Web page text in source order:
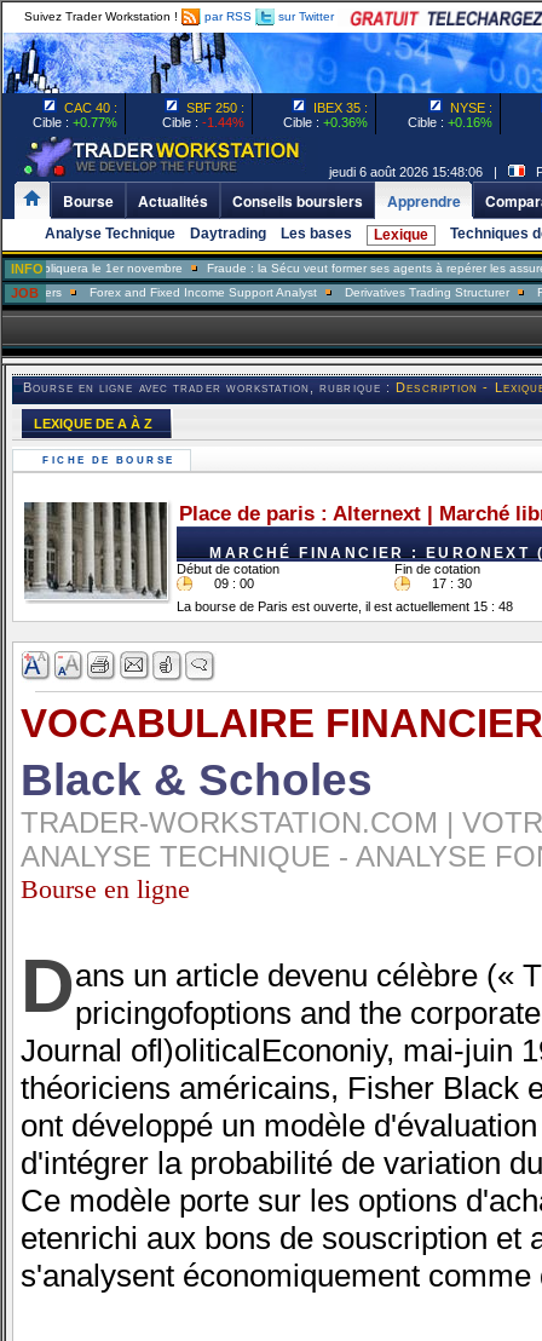
Suivez Trader Workstation ! par RSS sur Twitter
CAC 40 :
Cible : +0.77%
SBF 250 :
Cible : -1.44%
IBEX 35 :
Cible : +0.36%
NYSE :
Cible : +0.16%
jeudi 6 août 2026 15:48:06 |
Bourse Actualités Conseils boursiers Apprendre
Analyse Technique Daytrading Les bases Lexique Techniques
INFOle 1er novembre Fraude : la Sécu veut former ses agents à repérer les assurés
JOB Forex and Fixed Income Support Analyst Derivatives Trading Structurer FX
Bourse en ligne avec trader workstation, rubrique :Description -
LEXIQUE DE A À Z
FICHE DE BOURSE
Place de paris : Alternext | Marché
MARCHÉ FINANCIER : EURONEXT
Début de cotation
Fin de cotation
09 : 00
17 : 30
La bourse de Paris est ouverte, il est actuellement 15 : 48
VOCABULAIRE
Black & Scholes
TRADER-WORKSTATION.COM |
ANALYSE TECHNIQUE - ANALYSE
Bourse en ligne
Dans un article devenu célèbre («
pricingofoptions and the
Journal ofl)oliticalEcononiy, mai-juin
théoriciens américains, Fisher Black
ont développé un modèle
d'intégrer la probabilité de variation
Ce modèle porte sur les options
etenrichi aux bons de souscription et
s'analysent économiquement comme